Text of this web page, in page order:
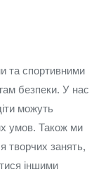
та спортивними
безпеки. У нас
можуть
умов. Також ми
творчих занять,
іншими